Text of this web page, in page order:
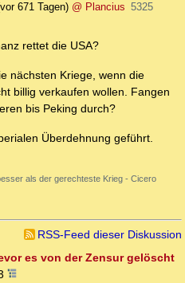
671 Tagen) @ Plancius 5325
rettet die USA?
nächsten Kriege, wenn die
billig verkaufen wollen. Fangen
bis Peking durch?
Überdehnung geführt.
als der gerechteste Krieg - Cicero
RSS-Feed dieser Diskussion
es von der Zensur gelöscht